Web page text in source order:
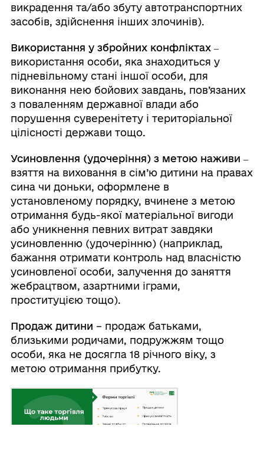
викрадення та/або збуту автотранспортних
засобів, здійснення інших злочинів).
Використання у збройних конфліктах‒
використання особи, яка знаходиться у
підневільному стані іншої особи, для
виконання нею бойових завдань, пов’язаних
з поваленням державної влади або
порушення суверенітету і територіальної
цілісності держави тощо.
Усиновлення (удочеріння) з метою наживи ‒
взяття на виховання в сім’ю дитини на правах
сина чи доньки, оформлене в
установленому порядку, вчинене з метою
отримання будь-якої матеріальної вигоди
або уникнення певних витрат завдяки
усиновленню (удочерінню) (наприклад,
бажання отримати контроль над власністю
усиновленої особи, залучення до заняття
жебрацтвом, азартними іграми,
проституцією тощо).
Продаж дитини – продаж батьками,
близькими родичами, подружжям тощо
особи, яка не досягла 18 річного віку, з
метою отримання прибутку.